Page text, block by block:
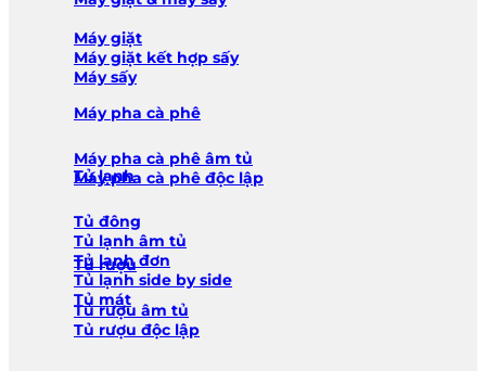
Máy giặt
Máy giặt kết hợp sấy
Máy sấy
Máy pha cà phê
Máy pha cà phê âm tủ
Máy pha cà phê độc lập
Tủ lạnh
Tủ đông
Tủ lạnh âm tủ
Tủ lạnh đơn
Tủ lạnh side by side
Tủ mát
Tủ rượu
Tủ rượu âm tủ
Tủ rượu độc lập